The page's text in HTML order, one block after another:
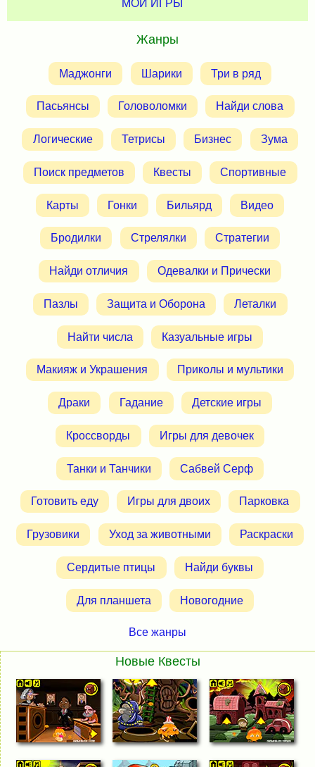
МОИ ИГРЫ
Жанры
Маджонги Шарики Три в ряд
Пасьянсы Головоломки Найди слова
Логические Тетрисы Бизнес Зума
Поиск предметов Квесты Спортивные
Карты Гонки Бильярд Видео
Бродилки Стрелялки Стратегии
Найди отличия Одевалки и Прически
Пазлы Защита и Оборона Леталки
Найти числа Казуальные игры
Макияж и Украшения Приколы и мультики
Драки Гадание Детские игры
Кроссворды Игры для девочек
Танки и Танчики Сабвей Серф
Готовить еду Игры для двоих Парковка
Грузовики Уход за животными Раскраски
Сердитые птицы Найди буквы
Для планшета Новогодние
Все жанры
Новые Квесты